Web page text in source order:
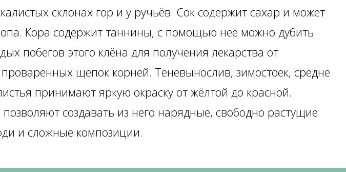
склонах гор и у ручьёв. Сок содержит сахар и может
Кора содержит таннины, с помощью неё можно дубить
побегов этого клёна для получения лекарства от
щепок корней. Теневынослив, зимостоек, средне
принимают яркую окраску от жёлтой до красной.
создавать из него нарядные, свободно растущие
и сложные композиции.